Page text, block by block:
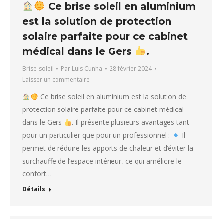
Ce brise soleil en aluminium
est la solution de protection
solaire parfaite pour ce cabinet
médical dans le Gers
.
Brise-soleil Par Luis Cunha
28 février 2024
Laisser un commentaire
Ce brise soleil en aluminium est la solution de
protection solaire parfaite pour ce cabinet médical
dans le Gers
. Il présente plusieurs avantages tant
pour un particulier que pour un professionnel :
Il
permet de réduire les apports de chaleur et d’éviter la
surchauffe de l’espace intérieur, ce qui améliore le
confort…
Détails